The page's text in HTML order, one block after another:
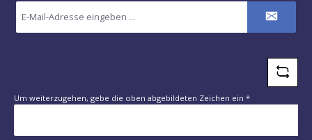
E-
Mail-
Um weiterzugehen, gebe die oben abgebildeten Zeichen ein *